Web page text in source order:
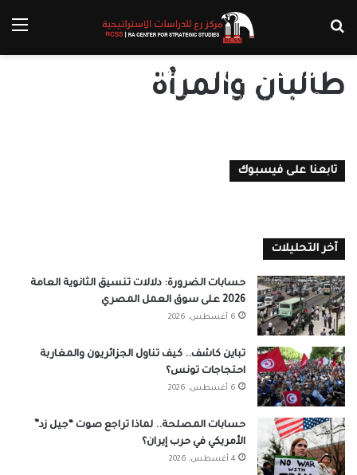
طالبان والمرأة
كيف أعادت “طالبان” المرأة
الأفغانية إلى العصور المظلمة؟
أسماء دياب 25 سبتمبر، 2021
تابعنا على فيسبوك
آخر التحليلات
حسابات الضرورة: دلالات تنسيق الثانوية العامة
2026 على سوق العمل المصري
6 أغسطس، 2026
تباين كاشف.. كيف تناول الجزائريون والمغاربة
احتجاجات تونس؟
6 أغسطس، 2026
حسابات المصلحة.. لماذا تراجع صوت “جيل زد”
الأمريكي في حرب إيران؟
4 أغسطس، 2026